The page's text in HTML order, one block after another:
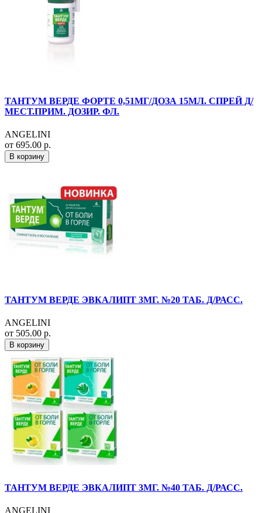
ТАНТУМ ВЕРДЕ ФОРТЕ 0,51МГ/ДОЗА 15МЛ. СПРЕЙ Д/
МЕСТ.ПРИМ. ДОЗИР. ФЛ.
ANGELINI
от 695.00 р.
В корзину
ТАНТУМ ВЕРДЕ ЭВКАЛИПТ 3МГ. №20 ТАБ. Д/РАСС.
ANGELINI
от 505.00 р.
В корзину
ТАНТУМ ВЕРДЕ ЭВКАЛИПТ 3МГ. №40 ТАБ. Д/РАСС.
ANGELINI